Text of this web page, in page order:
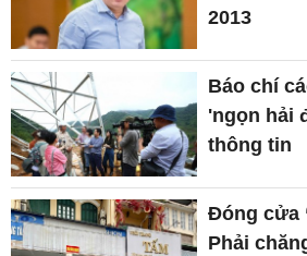
2013
Báo chí
'ngọn hải
thông tin
Đóng cửa
Phải